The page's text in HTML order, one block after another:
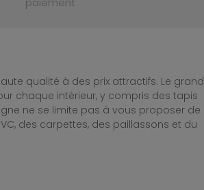
qualité à des prix attractifs. Le grand
chaque intérieur, y compris des tapis
ne se limite pas à vous proposer de
des carpettes, des paillassons et du